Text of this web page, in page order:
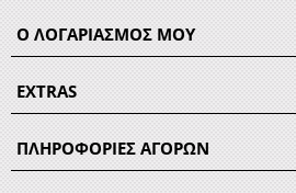
Ο ΛΟΓΑΡΙΑΣΜΟΣ ΜΟΥ
EXTRAS
ΠΛΗΡΟΦΟΡΙΕΣ ΑΓΟΡΩΝ